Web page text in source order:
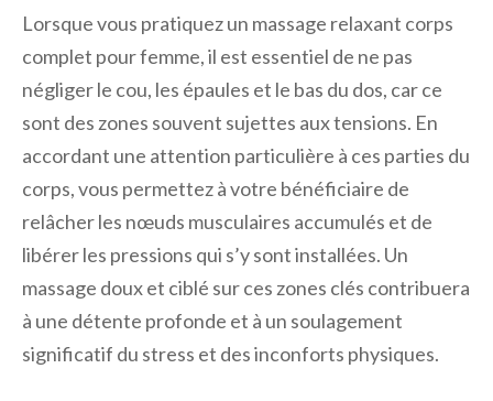
Lorsque vous pratiquez un massage relaxant corps
complet pour femme, il est essentiel de ne pas
négliger le cou, les épaules et le bas du dos, car ce
sont des zones souvent sujettes aux tensions. En
accordant une attention particulière à ces parties du
corps, vous permettez à votre bénéficiaire de
relâcher les nœuds musculaires accumulés et de
libérer les pressions qui s’y sont installées. Un
massage doux et ciblé sur ces zones clés contribuera
à une détente profonde et à un soulagement
significatif du stress et des inconforts physiques.